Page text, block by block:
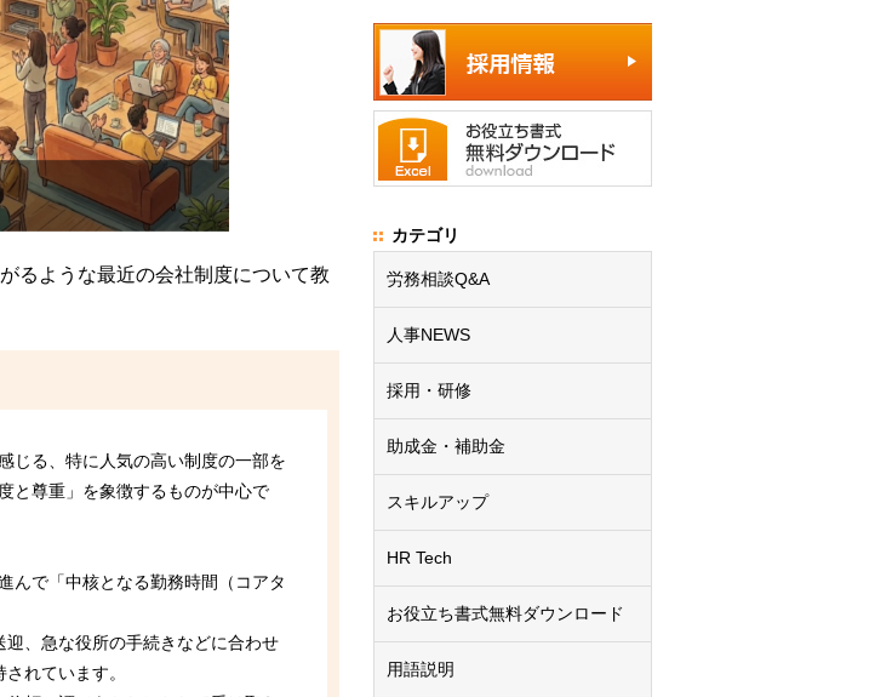
るような最近の会社制度について教
じる、特に人気の高い制度の一部を
と尊重」を象徴するものが中心で
んで「中核となる勤務時間（コアタ
、急な役所の手続きなどに合わせ
れています。
カテゴリ
労務相談Q&A
人事NEWS
採用・研修
助成金・補助金
スキルアップ
HR Tech
お役立ち書式無料ダウンロード
用語説明